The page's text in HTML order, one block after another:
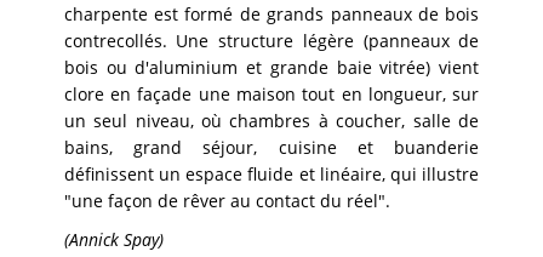
charpente est formé de grands panneaux de bois
contrecollés. Une structure légère (panneaux de
bois ou d'aluminium et grande baie vitrée) vient
clore en façade une maison tout en longueur, sur
un seul niveau, où chambres à coucher, salle de
bains, grand séjour, cuisine et buanderie
définissent un espace fluide et linéaire, qui illustre
"une façon de rêver au contact du réel".
(Annick Spay)